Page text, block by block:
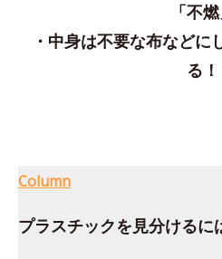
「不燃
・中身は不要な布などに
る！
Column
プラスチックを見分けるに